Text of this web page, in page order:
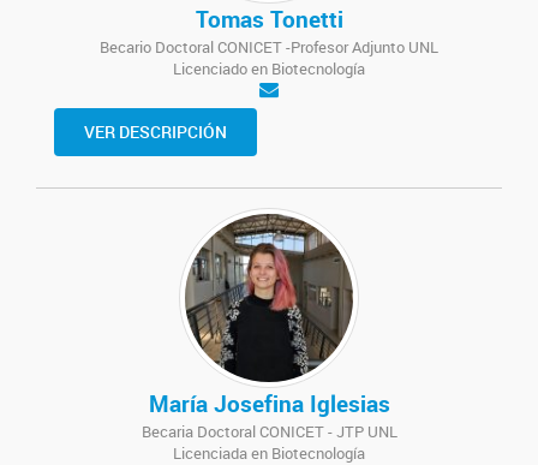
Tomas Tonetti
Becario Doctoral CONICET -Profesor Adjunto UNL
Licenciado en Biotecnología
VER DESCRIPCIÓN
María Josefina Iglesias
Becaria Doctoral CONICET - JTP UNL
Licenciada en Biotecnología